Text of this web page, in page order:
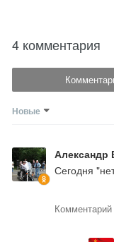
4 комментария
Новые
Александр
Сегодня